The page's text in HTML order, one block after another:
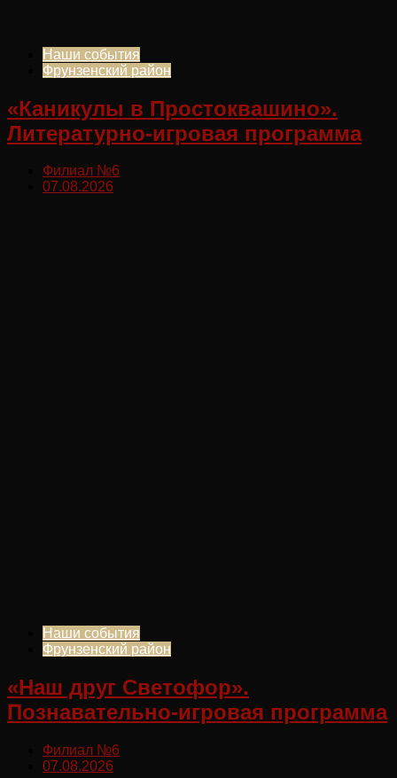
Наши события
Фрунзенский район
«Каникулы в Простоквашино».
Литературно-игровая программа
Филиал №6
07.08.2026
Наши события
Фрунзенский район
«Наш друг Светофор».
Познавательно-игровая программа
Филиал №6
07.08.2026